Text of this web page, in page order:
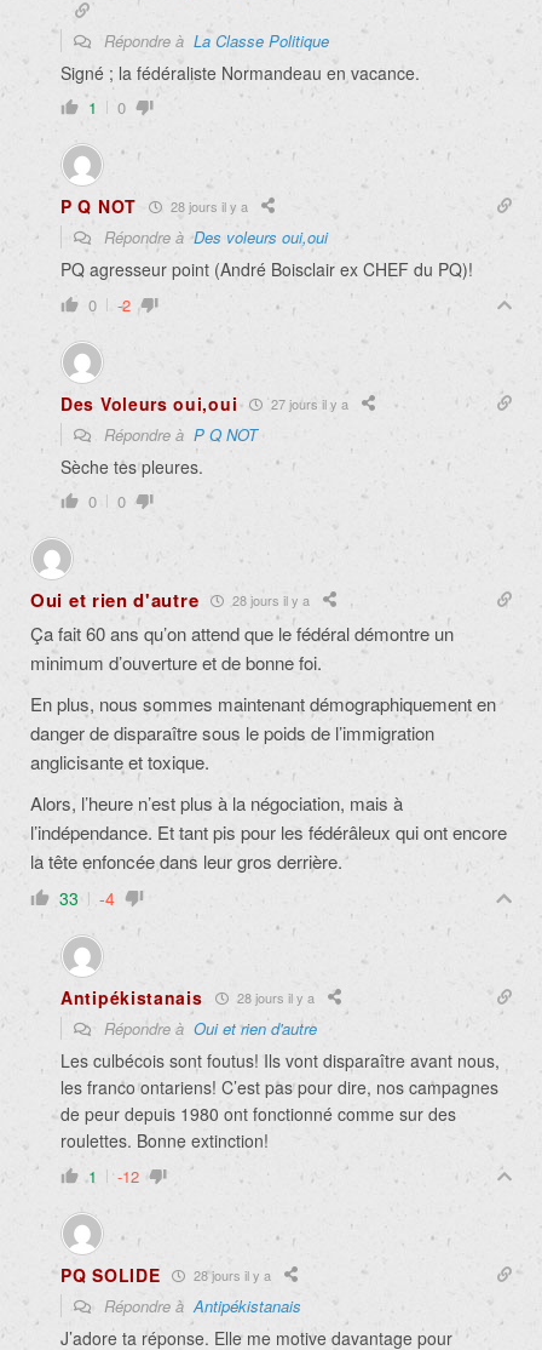
Répondre à La Classe Politique
Signé ; la fédéraliste Normandeau en vacance.
1 0
P Q NOT 28 jours il y a
Répondre àDes voleurs oui,oui
PQ agresseur point (André Boisclair ex CHEF du PQ)!
0 -2
Des Voleurs oui,oui 27 jours il y a
Répondre à P Q NOT
Sèche tes pleures.
0 0
Oui et rien d'autre 28 jours il y a
Ça fait 60 ans qu’on attend que le fédéral démontre un
minimum d’ouverture et de bonne foi.
En plus, nous sommes maintenant démographiquement en
danger de disparaître sous le poids de l’immigration
anglicisante et toxique.
Alors, l’heure n’est plus à la négociation, mais à
l’indépendance. Et tant pis pour les fédérâleux qui ont encore
la tête enfoncée dans leur gros derrière.
33 -4
Antipékistanais 28 jours il y a
Répondre à Oui et rien d'autre
Les culbécois sont foutus! Ils vont disparaître avant nous,
les franco ontariens! C’est pas pour dire, nos campagnes
de peur depuis 1980 ont fonctionné comme sur des
roulettes. Bonne extinction!
1 -12
PQ SOLIDE 28 jours il y a
Répondre àAntipékistanais
J’adore ta réponse. Elle me motive davantage pour